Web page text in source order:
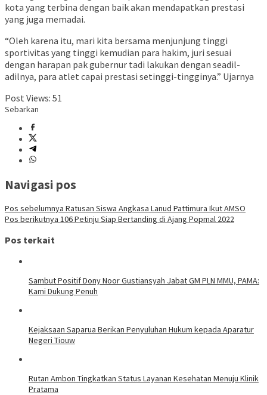
kota yang terbina dengan baik akan mendapatkan prestasi
yang juga memadai.
“Oleh karena itu, mari kita bersama menjunjung tinggi
sportivitas yang tinggi kemudian para hakim, juri sesuai
dengan harapan pak gubernur tadi lakukan dengan seadil-
adilnya, para atlet capai prestasi setinggi-tingginya.” Ujarnya
Post Views: 51
Sebarkan
Navigasi pos
Pos sebelumnya Ratusan Siswa Angkasa Lanud Pattimura Ikut AMSO
Pos berikutnya 106 Petinju Siap Bertanding di Ajang Popmal 2022
Pos terkait
Sambut Positif Dony Noor Gustiansyah Jabat GM PLN MMU, PAMA:
Kami Dukung Penuh
Kejaksaan Saparua Berikan Penyuluhan Hukum kepada Aparatur
Negeri Tiouw
Rutan Ambon Tingkatkan Status Layanan Kesehatan Menuju Klinik
Pratama